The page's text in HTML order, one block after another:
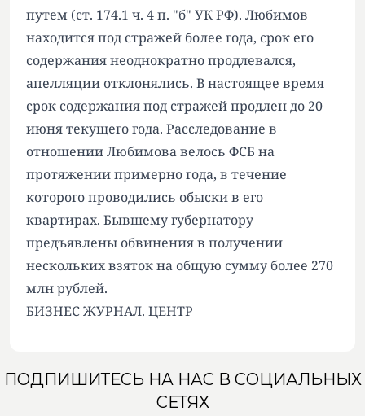
путем (ст. 174.1 ч. 4 п. "б" УК РФ). Любимов
находится под стражей более года, срок его
содержания неоднократно продлевался,
апелляции отклонялись. В настоящее время
срок содержания под стражей продлен до 20
июня текущего года. Расследование в
отношении Любимова велось ФСБ на
протяжении примерно года, в течение
которого проводились обыски в его
квартирах. Бывшему губернатору
предъявлены обвинения в получении
нескольких взяток на общую сумму более 270
млн рублей.
БИЗНЕС ЖУРНАЛ. ЦЕНТР
ПОДПИШИТЕСЬ НА НАС В СОЦИАЛЬНЫХ
СЕТЯХ